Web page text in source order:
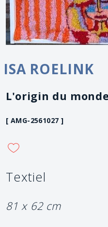
ISA ROELINK
L'origin du
[ AMG-2561027 ]
Textiel
81 x 62 cm